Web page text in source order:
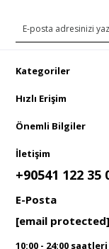
Kategoriler
Hızlı Erişim
Önemli Bilgiler
İletişim
+90541 122 35
E-Posta
[email protected]
10:00 - 24:00 saatleri